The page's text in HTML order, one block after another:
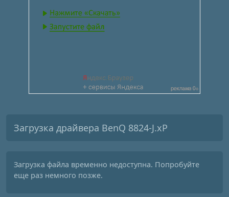
Загрузка драйвера BenQ 8824-J.xP
Загрузка файла временно недоступна. Попробуйте
еще раз немного позже.